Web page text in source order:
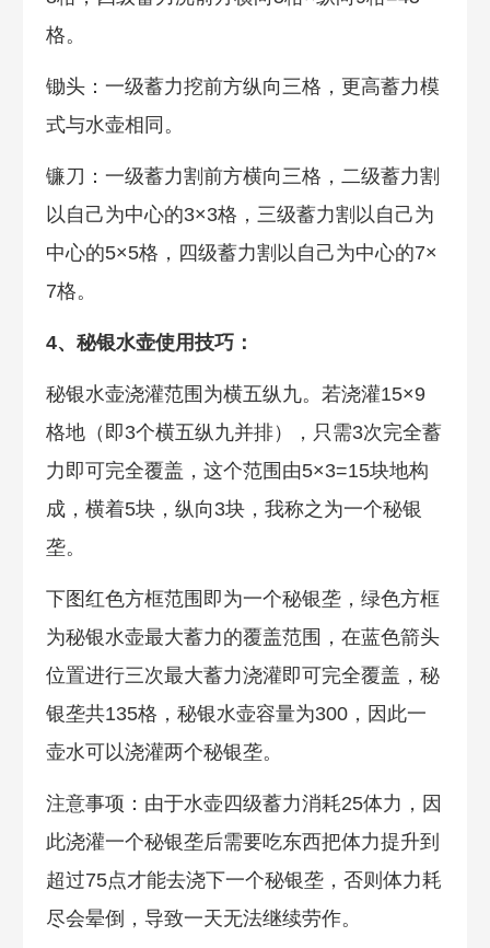
格。
锄头：一级蓄力挖前方纵向三格，更高蓄力模
式与水壶相同。
镰刀：一级蓄力割前方横向三格，二级蓄力割
以自己为中心的3×3格，三级蓄力割以自己为
中心的5×5格，四级蓄力割以自己为中心的7×
7格。
4、秘银水壶使用技巧：
秘银水壶浇灌范围为横五纵九。若浇灌15×9
格地（即3个横五纵九并排），只需3次完全蓄
力即可完全覆盖，这个范围由5×3=15块地构
成，横着5块，纵向3块，我称之为一个秘银
垄。
下图红色方框范围即为一个秘银垄，绿色方框
为秘银水壶最大蓄力的覆盖范围，在蓝色箭头
位置进行三次最大蓄力浇灌即可完全覆盖，秘
银垄共135格，秘银水壶容量为300，因此一
壶水可以浇灌两个秘银垄。
注意事项：由于水壶四级蓄力消耗25体力，因
此浇灌一个秘银垄后需要吃东西把体力提升到
超过75点才能去浇下一个秘银垄，否则体力耗
尽会晕倒，导致一天无法继续劳作。